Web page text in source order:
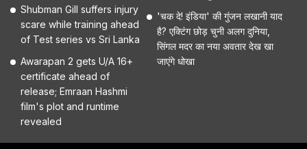
Shubman Gill suffers injury
scare while training ahead
of Test series vs Sri Lanka
Awarapan 2 gets U/A 16+
certificate ahead of
release; Emraan Hashmi
film's plot and runtime
revealed
'चक दे! इंडिया' की गुंजन लखानी याद
है? एक्टिंग छोड़ चुनी अलग दुनिया,
सिंगल मदर का नया अवतार देख खा
जाएंगे धोखा